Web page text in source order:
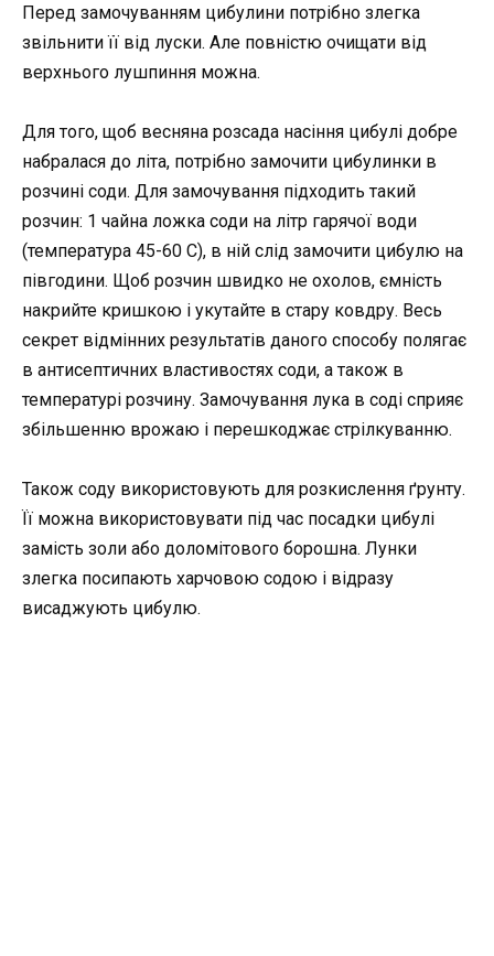
Перед замочуванням цибулини потрібно злегка
звільнити її від луски. Але повністю очищати від
верхнього лушпиння можна.
Для того, щоб весняна розсада насіння цибулі добре
набралася до літа, потрібно замочити цибулинки в
розчині соди. Для замочування підходить такий
розчин: 1 чайна ложка соди на літр гарячої води
(температура 45-60 С), в ній слід замочити цибулю на
півгодини. Щоб розчин швидко не охолов, ємність
накрийте кришкою і укутайте в стару ковдру. Весь
секрет відмінних результатів даного способу полягає
в антисептичних властивостях соди, а також в
температурі розчину. Замочування лука в соді сприяє
збільшенню врожаю і перешкоджає стрілкуванню.
Також соду використовують для розкислення ґрунту.
Її можна використовувати під час посадки цибулі
замість золи або доломітового борошна. Лунки
злегка посипають харчовою содою і відразу
висаджують цибулю.